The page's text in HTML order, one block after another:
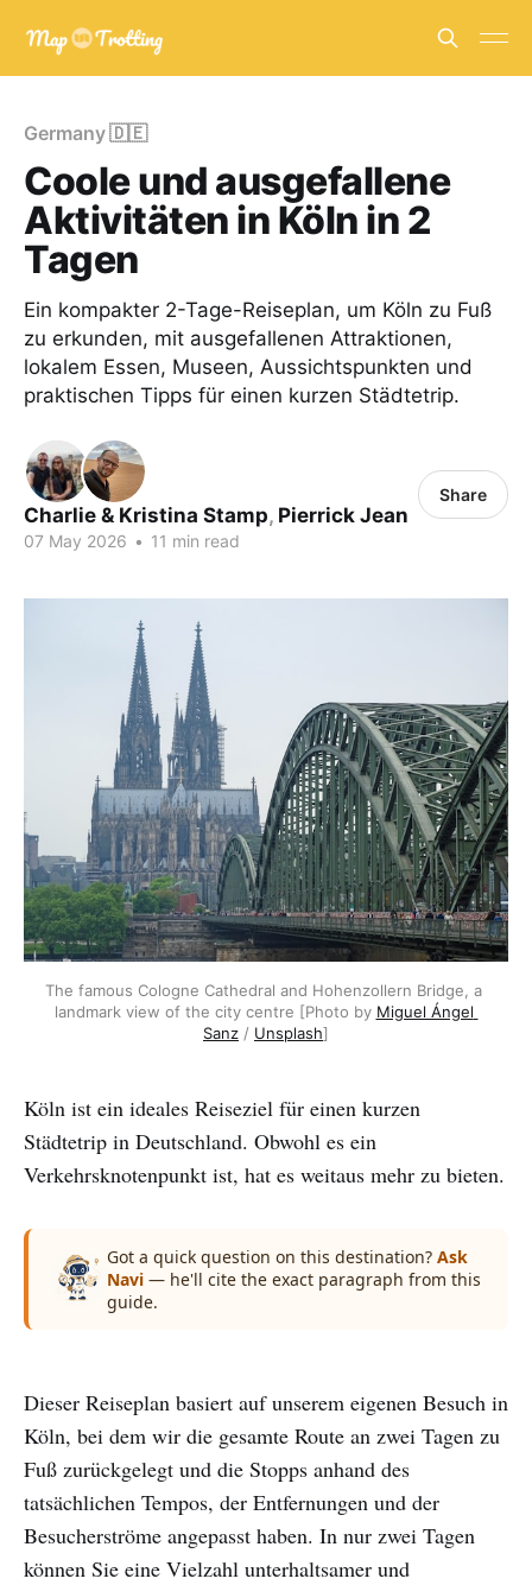
Germany 🇩🇪
Coole und ausgefallene
Aktivitäten in Köln in 2
Tagen
Ein kompakter 2-Tage-Reiseplan, um Köln zu Fuß
zu erkunden, mit ausgefallenen Attraktionen,
lokalem Essen, Museen, Aussichtspunkten und
praktischen Tipps für einen kurzen Städtetrip.
Charlie & Kristina Stamp, Pierrick Jean
07 May 2026 • 11 min read
Share
The famous Cologne Cathedral and Hohenzollern Bridge, a
landmark view of the city centre [Photo by Miguel Ángel
Sanz / Unsplash]
Köln ist ein ideales Reiseziel für einen kurzen
Städtetrip in Deutschland. Obwohl es ein
Verkehrsknotenpunkt ist, hat es weitaus mehr zu bieten.
Got a quick question on this destination? Ask
Navi — he'll cite the exact paragraph from this
guide.
Dieser Reiseplan basiert auf unserem eigenen Besuch in
Köln, bei dem wir die gesamte Route an zwei Tagen zu
Fuß zurückgelegt und die Stopps anhand des
tatsächlichen Tempos, der Entfernungen und der
Besucherströme angepasst haben. In nur zwei Tagen
können Sie eine Vielzahl unterhaltsamer und